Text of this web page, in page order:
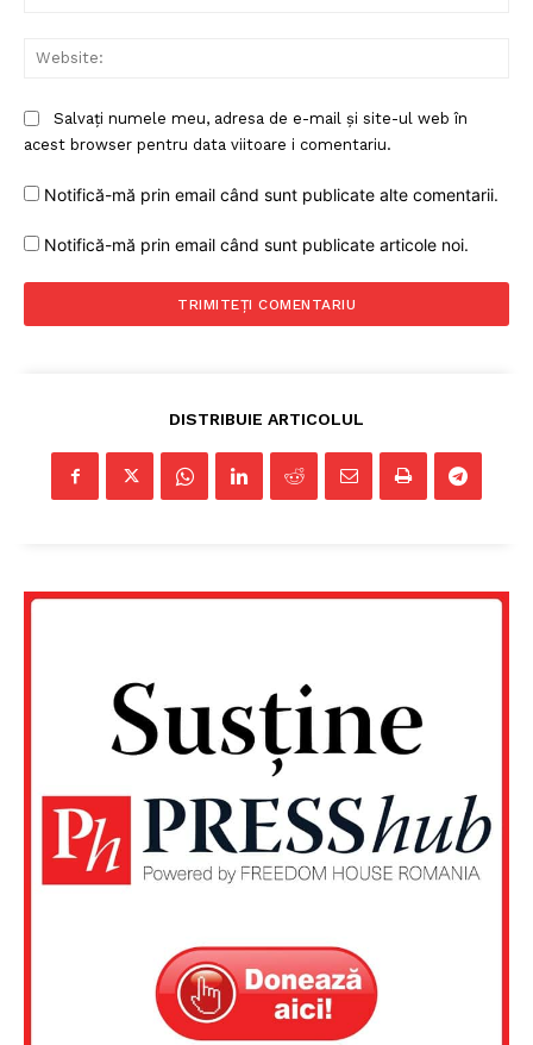
PRESShub
Despre noi / Echipa
Proiecte editoriale
Salvați numele meu, adresa de e-mail și site-ul web în
acest browser pentru data viitoare i comentariu.
Notifică-mă prin email când sunt publicate alte comentarii.
Notifică-mă prin email când sunt publicate articole noi.
DISTRIBUIE ARTICOLUL